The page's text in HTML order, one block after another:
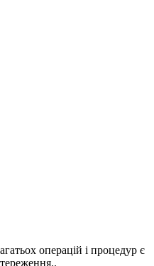
операцій і процедур є